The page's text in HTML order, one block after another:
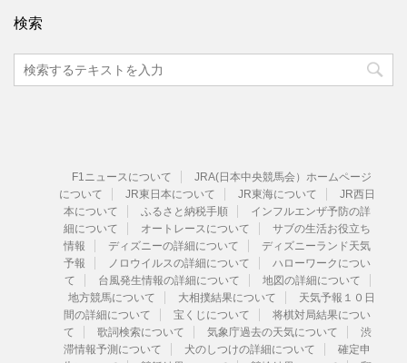
検索
F1ニュースについて
JRA(日本中央競馬会）ホームページ
について
JR東日本について JR東海について
JR西日
本について
ふるさと納税手順
インフルエンザ予防の詳
細について
オートレースについて
サブの生活お役立ち
情報
ディズニーの詳細について
ディズニーランド天気
予報
ノロウイルスの詳細について
ハローワークについ
て
台風発生情報の詳細について
地図の詳細について
地方競馬について
大相撲結果について
天気予報１０日
間の詳細について
宝くじについて
将棋対局結果につい
て
歌詞検索について 気象庁過去の天気について
渋
滞情報予測について
犬のしつけの詳細について
確定申